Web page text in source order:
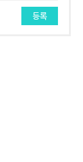
등록